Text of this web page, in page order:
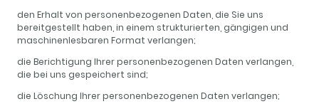
den Erhalt von personenbezogenen Daten, die Sie uns
bereitgestellt haben, in einem strukturierten, gängigen und
maschinenlesbaren Format verlangen;
die Berichtigung lhrer personenbezogenen Daten verlangen,
die bei uns gespeichert sind;
die Löschung Ihrer personenbezogenen Daten verlangen;